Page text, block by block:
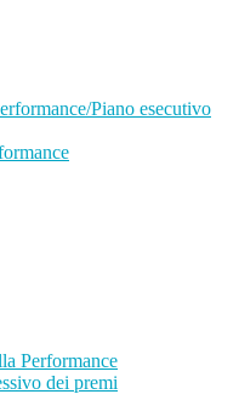
Piano esecutivo
Performance
dei premi